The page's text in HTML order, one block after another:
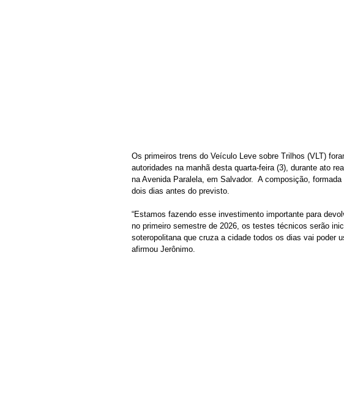
Os primeiros trens do Veículo Leve sobre Trilhos (VLT)
autoridades na manhã desta quarta-feira (3), durante ato
na Avenida Paralela, em Salvador.  A composição,
dois dias antes do previsto.
“Estamos fazendo esse investimento importante para
no primeiro semestre de 2026, os testes técnicos serão
soteropolitana que cruza a cidade todos os dias vai poder
afirmou Jerônimo.